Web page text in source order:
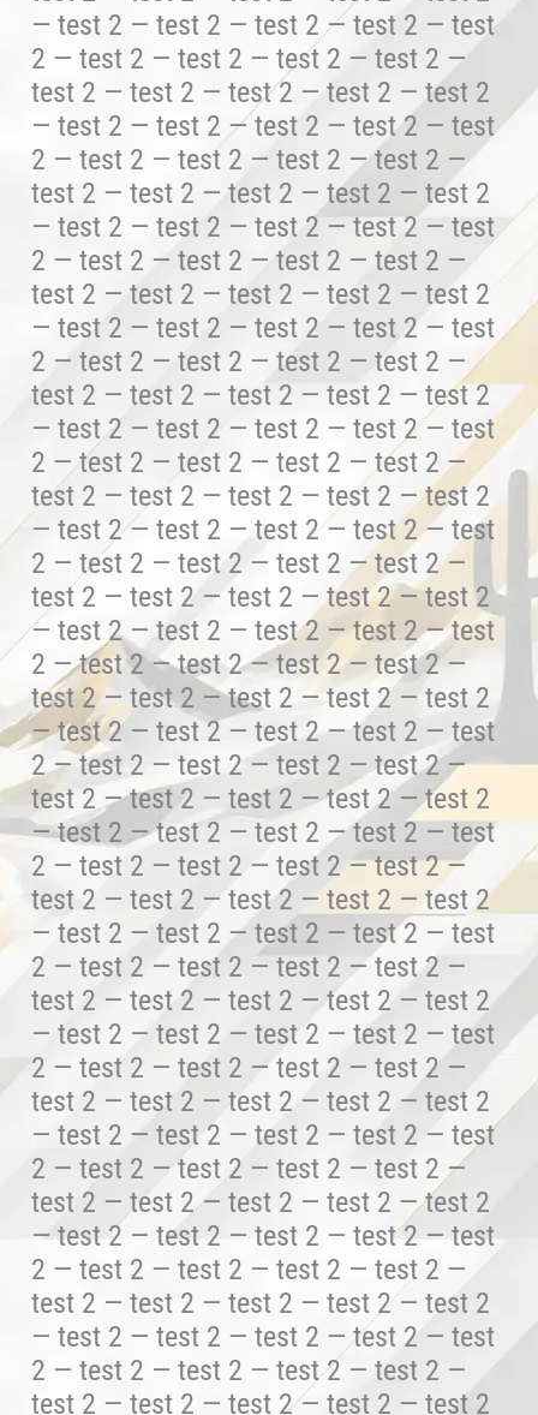
— test 2 — test 2 — test 2 — test 2 — test
2 — test 2 — test 2 — test 2 — test 2 —
test 2 — test 2 — test 2 — test 2 — test 2
— test 2 — test 2 — test 2 — test 2 — test
2 — test 2 — test 2 — test 2 — test 2 —
test 2 — test 2 — test 2 — test 2 — test 2
— test 2 — test 2 — test 2 — test 2 — test
2 — test 2 — test 2 — test 2 — test 2 —
test 2 — test 2 — test 2 — test 2 — test 2
— test 2 — test 2 — test 2 — test 2 — test
2 — test 2 — test 2 — test 2 — test 2 —
test 2 — test 2 — test 2 — test 2 — test 2
— test 2 — test 2 — test 2 — test 2 — test
2 — test 2 — test 2 — test 2 — test 2 —
test 2 — test 2 — test 2 — test 2 — test 2
— test 2 — test 2 — test 2 — test 2 — test
2 — test 2 — test 2 — test 2 — test 2 —
test 2 — test 2 — test 2 — test 2 — test 2
— test 2 — test 2 — test 2 — test 2 — test
2 — test 2 — test 2 — test 2 — test 2 —
test 2 — test 2 — test 2 — test 2 — test 2
— test 2 — test 2 — test 2 — test 2 — test
2 — test 2 — test 2 — test 2 — test 2 —
test 2 — test 2 — test 2 — test 2 — test 2
— test 2 — test 2 — test 2 — test 2 — test
2 — test 2 — test 2 — test 2 — test 2 —
test 2 — test 2 — test 2 — test 2 — test 2
— test 2 — test 2 — test 2 — test 2 — test
2 — test 2 — test 2 — test 2 — test 2 —
test 2 — test 2 — test 2 — test 2 — test 2
— test 2 — test 2 — test 2 — test 2 — test
2 — test 2 — test 2 — test 2 — test 2 —
test 2 — test 2 — test 2 — test 2 — test 2
— test 2 — test 2 — test 2 — test 2 — test
2 — test 2 — test 2 — test 2 — test 2 —
test 2 — test 2 — test 2 — test 2 — test 2
— test 2 — test 2 — test 2 — test 2 — test
2 — test 2 — test 2 — test 2 — test 2 —
test 2 — test 2 — test 2 — test 2 — test 2
— test 2 — test 2 — test 2 — test 2 — test
2 — test 2 — test 2 — test 2 — test 2 —
test 2 — test 2 — test 2 — test 2 — test 2